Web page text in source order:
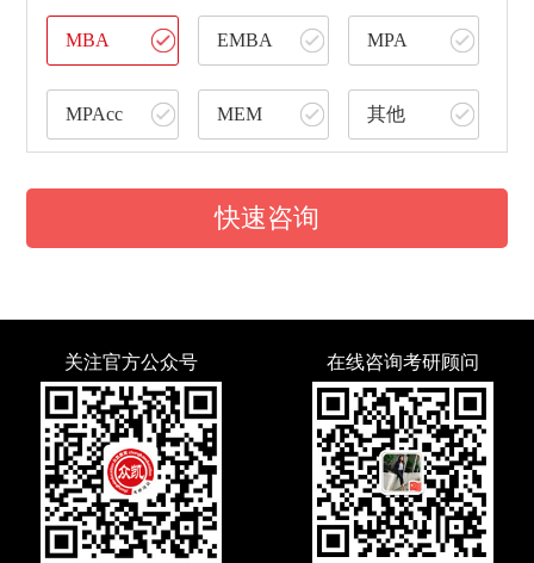
MBA EMBA MPA
MPAcc MEM 其他
快速咨询
关注官方公众号 在线咨询考研顾问